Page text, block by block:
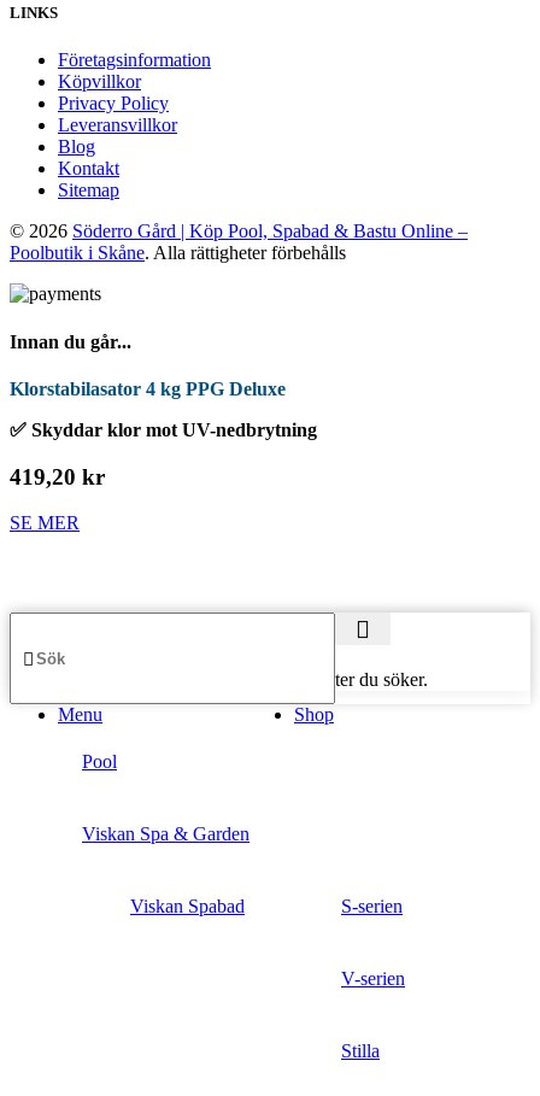
LINKS
Företagsinformation
Köpvillkor
Privacy Policy
Leveransvillkor
Blog
Kontakt
Sitemap
© 2026 Söderro Gård | Köp Pool, Spabad & Bastu Online –
Poolbutik i Skåne. Alla rättigheter förbehålls
Innan du går...
Klorstabilasator 4 kg PPG Deluxe
✅ Skyddar klor mot UV-nedbrytning
419,20 kr
SE MER
Börja skriva för att se produkter du söker.
Menu
Shop
Pool
Viskan Spa & Garden
Viskan Spabad S-serien
V-serien
Stilla